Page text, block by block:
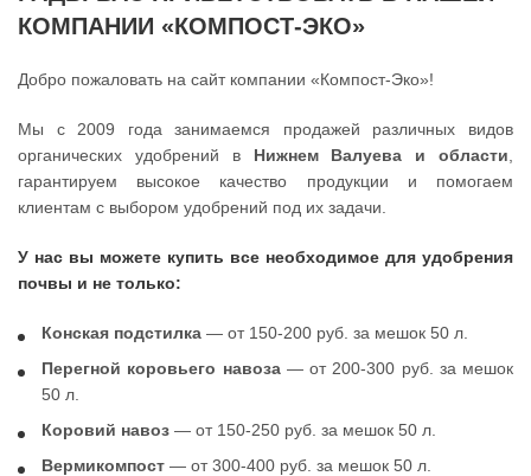
КОМПАНИИ «КОМПОСТ-ЭКО»
Добро пожаловать на сайт компании «Компост-Эко»!
Мы с 2009 года занимаемся продажей различных видов
органических удобрений в Нижнем Валуева и области
гарантируем высокое качество продукции и помогаем
клиентам с выбором удобрений под их задачи.
У нас вы можете купить все необходимое для удобрения
почвы и не только:
Конская подстилка — от 150-200 руб. за мешок 50 л.
Перегной коровьего навоза— от 200-300 руб. за мешок
50 л.
Коровий навоз — от 150-250 руб. за мешок 50 л.
Вермикомпост — от 300-400 руб. за мешок 50 л.